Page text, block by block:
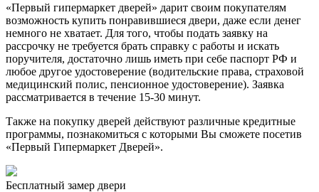
«Первый гипермаркет дверей» дарит своим покупателям
возможность купить понравившиеся двери, даже если денег
немного не хватает. Для того, чтобы подать заявку на
рассрочку не требуется брать справку с работы и искать
поручителя, достаточно лишь иметь при себе паспорт РФ и
любое другое удостоверение (водительские права, страховой
медицинский полис, пенсионное удостоверение). Заявка
рассматривается в течение 15-30 минут.
Также на покупку дверей действуют различные кредитные
программы, познакомиться с которыми Вы сможете посетив
«Первый Гипермаркет Дверей».
Бесплатный замер двери